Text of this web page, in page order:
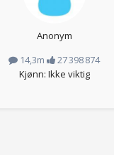
Anonym
14,3m
27 398 874
Kjønn: Ikke viktig